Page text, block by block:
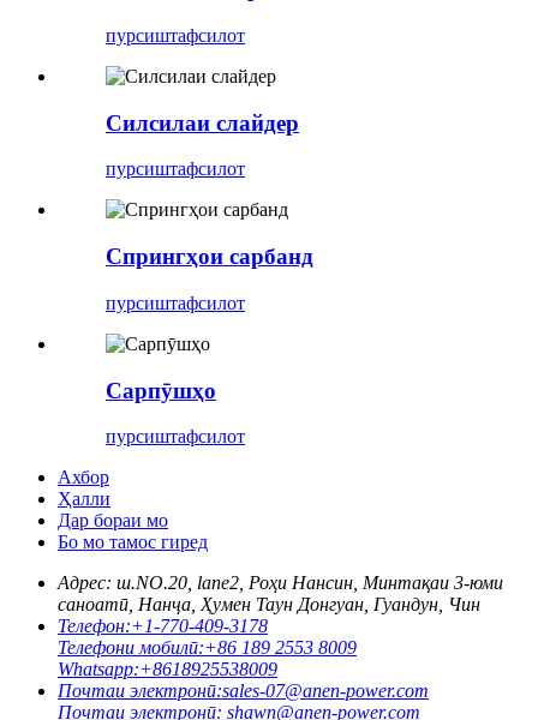
пурсиштафсилот
Силсилаи слайдер
пурсиштафсилот
Спрингҳои сарбанд
пурсиштафсилот
Сарпӯшҳо
пурсиштафсилот
Ахбор
Ҳалли
Дар бораи мо
Бо мо тамос гиред
Адрес: ш.NO.20, lane2, Роҳи Нансин, Минтақаи 3-юми
саноатӣ, Нанҷа, Ҳумен Таун Донгуан, Гуандун, Чин
Телефон:+1-770-409-3178
Телефони мобилӣ:+86 189 2553 8009
Whatsapp:+8618925538009
Почтаи электронӣ:sales-07@anen-power.com
Почтаи электронӣ: shawn@anen-power.com